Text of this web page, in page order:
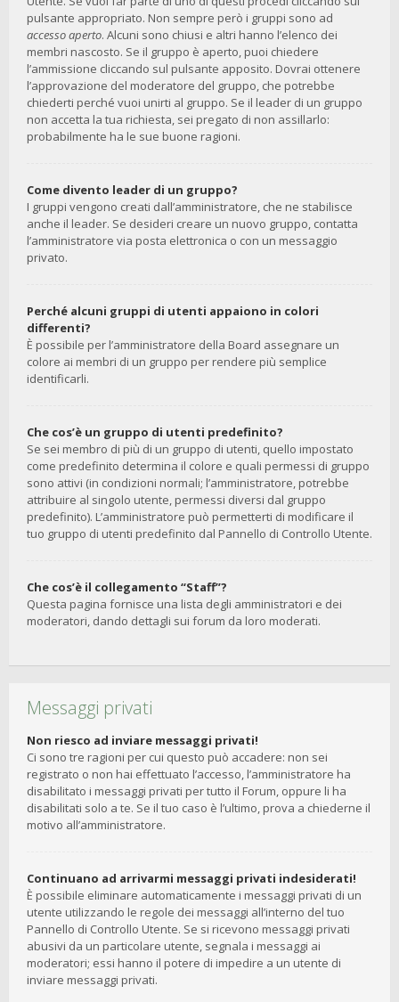
pulsante appropriato. Non sempre però i gruppi sono ad
accesso aperto. Alcuni sono chiusi e altri hanno l’elenco dei
membri nascosto. Se il gruppo è aperto, puoi chiedere
l’ammissione cliccando sul pulsante apposito. Dovrai ottenere
l’approvazione del moderatore del gruppo, che potrebbe
chiederti perché vuoi unirti al gruppo. Se il leader di un gruppo
non accetta la tua richiesta, sei pregato di non assillarlo:
probabilmente ha le sue buone ragioni.
Come divento leader di un gruppo?
I gruppi vengono creati dall’amministratore, che ne stabilisce
anche il leader. Se desideri creare un nuovo gruppo, contatta
l’amministratore via posta elettronica o con un messaggio
privato.
Perché alcuni gruppi di utenti appaiono in colori
differenti?
È possibile per l’amministratore della Board assegnare un
colore ai membri di un gruppo per rendere più semplice
identificarli.
Che cos’è un gruppo di utenti predefinito?
Se sei membro di più di un gruppo di utenti, quello impostato
come predefinito determina il colore e quali permessi di gruppo
sono attivi (in condizioni normali; l’amministratore, potrebbe
attribuire al singolo utente, permessi diversi dal gruppo
predefinito). L’amministratore può permetterti di modificare il
tuo gruppo di utenti predefinito dal Pannello di Controllo Utente.
Che cos’è il collegamento “Staff”?
Questa pagina fornisce una lista degli amministratori e dei
moderatori, dando dettagli sui forum da loro moderati.
Messaggi privati
Non riesco ad inviare messaggi privati!
Ci sono tre ragioni per cui questo può accadere: non sei
registrato o non hai effettuato l’accesso, l’amministratore ha
disabilitato i messaggi privati per tutto il Forum, oppure li ha
disabilitati solo a te. Se il tuo caso è l’ultimo, prova a chiederne il
motivo all’amministratore.
Continuano ad arrivarmi messaggi privati indesiderati!
È possibile eliminare automaticamente i messaggi privati ​​di un
utente utilizzando le regole dei messaggi all’interno del tuo
Pannello di Controllo Utente. Se si ricevono messaggi privati ​​
abusivi da un particolare utente, segnala i messaggi ai
moderatori; essi hanno il potere di impedire a un utente di
inviare messaggi privati​​.